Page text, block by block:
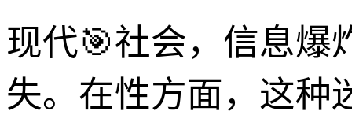
现代🎯社会，信息爆
失。在性方面，这种